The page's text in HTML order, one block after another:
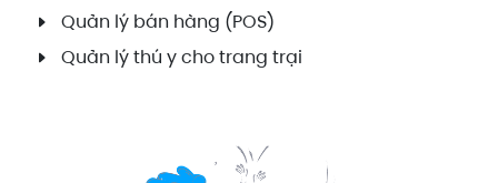
Quản lý bán hàng (POS)
Quản lý thú y cho trang trại